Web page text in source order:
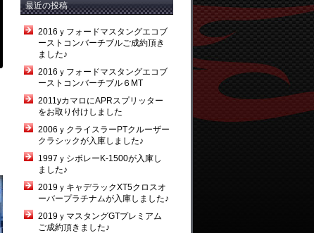
最近の投稿
2016ｙフォードマスタングエコブ
ーストコンバーチブルご成約頂き
ました♪
2016ｙフォードマスタングエコブ
ーストコンバーチブル６MT
2011yカマロにAPRスプリッター
をお取り付けしました
2006ｙクライスラーPTクルーザー
クラシックが入庫しました♪
1997ｙシボレーK-1500が入庫し
ました♪
2019ｙキャデラックXT5クロスオ
ーバープラチナムが入庫しました♪
2019ｙマスタングGTプレミアム
ご成約頂きました♪